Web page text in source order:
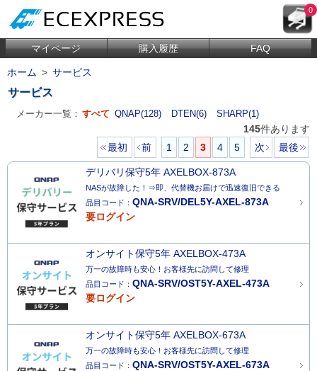
0
マイページ 購入履歴 FAQ
ホーム > サービス
サービス
メーカー一覧： すべて QNAP(128) DTEN(6) SHARP(1)
145件あります
最初
前 1 2 3 4 5 次 最後
デリバリ保守5年 AXELBOX-873A
NASが故障した！⇒即、代替機お届けで迅速復旧できる
品目コード： QNA-SRV/DEL5Y-AXEL-873A
要ログイン
オンサイト保守5年 AXELBOX-473A
万一の故障時も安心！お客様先に訪問して修理
品目コード： QNA-SRV/OST5Y-AXEL-473A
要ログイン
オンサイト保守5年 AXELBOX-673A
万一の故障時も安心！お客様先に訪問して修理
品目コード： QNA-SRV/OST5Y-AXEL-673A